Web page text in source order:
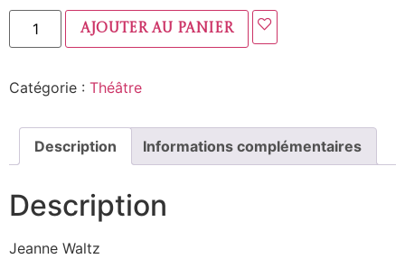
Ajouter au panier
Catégorie : Théâtre
Description Informations complémentaires
Description
Jeanne Waltz